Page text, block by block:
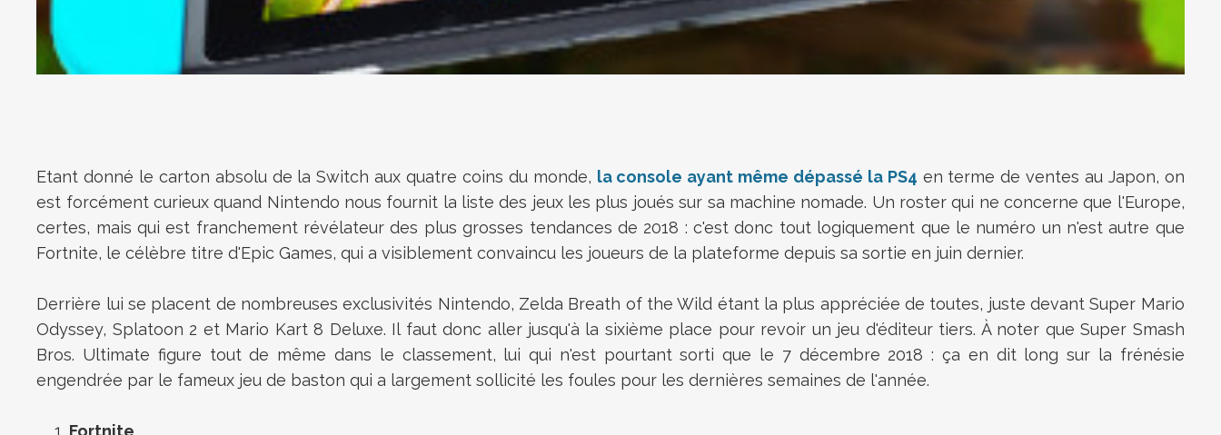
Etant donné le carton absolu de la Switch aux quatre coins du monde, la console ayant même dépassé la PS4 en terme de ventes au Japon, on
est forcément curieux quand Nintendo nous fournit la liste des jeux les plus joués sur sa machine nomade. Un roster qui ne concerne que l'Europe,
certes, mais qui est franchement révélateur des plus grosses tendances de 2018 : c'est donc tout logiquement que le numéro un n'est autre que
Fortnite, le célèbre titre d'Epic Games, qui a visiblement convaincu les joueurs de la plateforme depuis sa sortie en juin dernier.
Derrière lui se placent de nombreuses exclusivités Nintendo, Zelda Breath of the Wild étant la plus appréciée de toutes, juste devant Super Mario
Odyssey, Splatoon 2 et Mario Kart 8 Deluxe. Il faut donc aller jusqu'à la sixième place pour revoir un jeu d'éditeur tiers. À noter que Super Smash
Bros. Ultimate figure tout de même dans le classement, lui qui n'est pourtant sorti que le 7 décembre 2018 : ça en dit long sur la frénésie
engendrée par le fameux jeu de baston qui a largement sollicité les foules pour les dernières semaines de l'année.
Fortnite